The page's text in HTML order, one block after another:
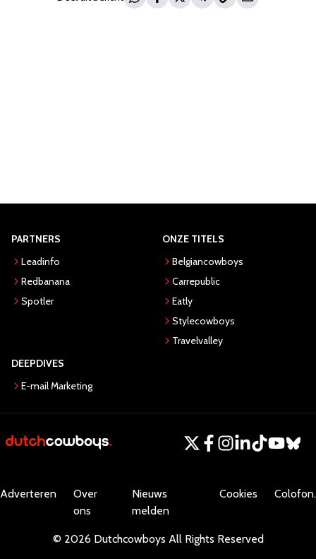
PARTNERS
Leadinfo
Redbanana
Spotler
ONZE TITELS
Belgiancowboys
Carrepublic
Eatly
Stylecowboys
Travelvalley
DEEPDIVES
E-mail Marketing
Adverteren
Over
ons
Nieuws
melden
Cookies Colofon.
© 2026 Dutchcowboys All Rights Reserved